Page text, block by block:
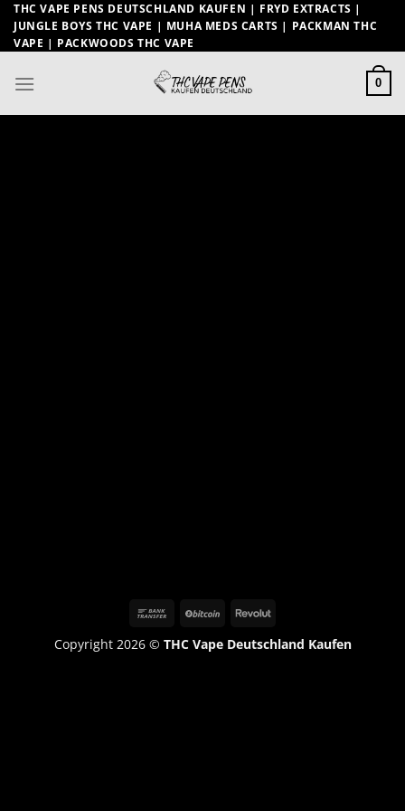
Zum
Inhalt
springen
THC VAPE PENS DEUTSCHLAND KAUFEN | FRYD EXTRACTS |
JUNGLE BOYS THC VAPE | MUHA MEDS CARTS | PACKMAN THC
VAPE | PACKWOODS THC VAPE
0
Copyright 2026 © THC Vape Deutschland Kaufen